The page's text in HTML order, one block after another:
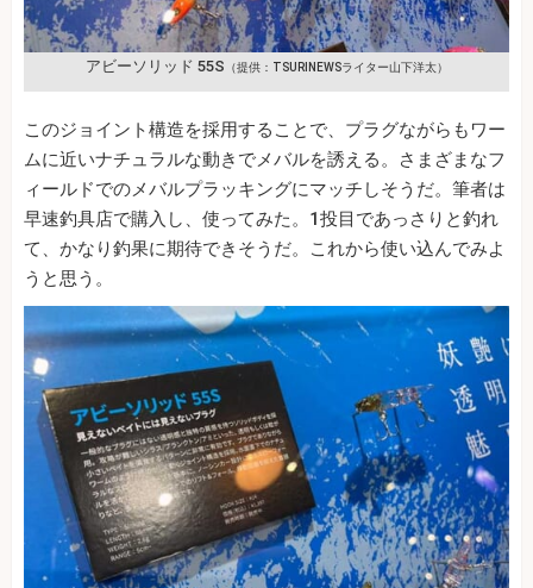
アビーソリッド 55S （提供：TSURINEWSライター山下洋太）
このジョイント構造を採用することで、プラグながらもワー
ムに近いナチュラルな動きでメバルを誘える。さまざまなフ
ィールドでのメバルプラッキングにマッチしそうだ。筆者は
早速釣具店で購入し、使ってみた。1投目であっさりと釣れ
て、かなり釣果に期待できそうだ。これから使い込んでみよ
うと思う。